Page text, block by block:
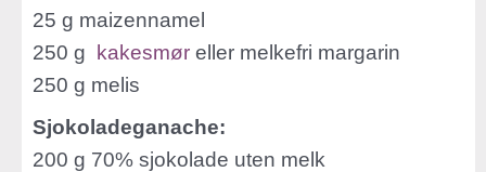
25 g maizennamel
250 g kakesmør eller melkefri margarin
250 g melis
Sjokoladeganache:
200 g 70% sjokolade uten melk